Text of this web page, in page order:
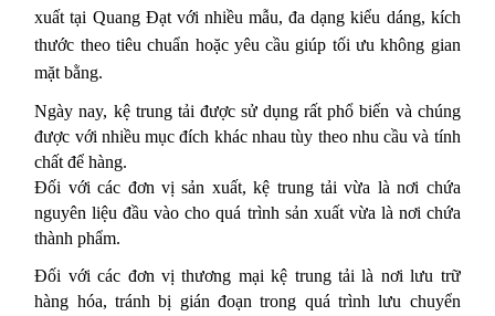
xuất tại Quang Đạt với nhiều mẫu, đa dạng kiểu dáng, kích
thước theo tiêu chuẩn hoặc yêu cầu giúp tối ưu không gian
mặt bằng.
Ngày nay, kệ trung tải được sử dụng rất phổ biến và chúng
được với nhiều mục đích khác nhau tùy theo nhu cầu và tính
chất để hàng.
Đối với các đơn vị sản xuất, kệ trung tải vừa là nơi chứa
nguyên liệu đầu vào cho quá trình sản xuất vừa là nơi chứa
thành phẩm.
Đối với các đơn vị thương mại kệ trung tải là nơi lưu trữ
hàng hóa, tránh bị gián đoạn trong quá trình lưu chuyển